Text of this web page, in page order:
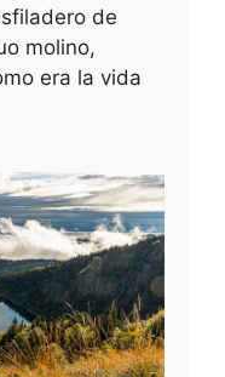
de
molino,
era la vida